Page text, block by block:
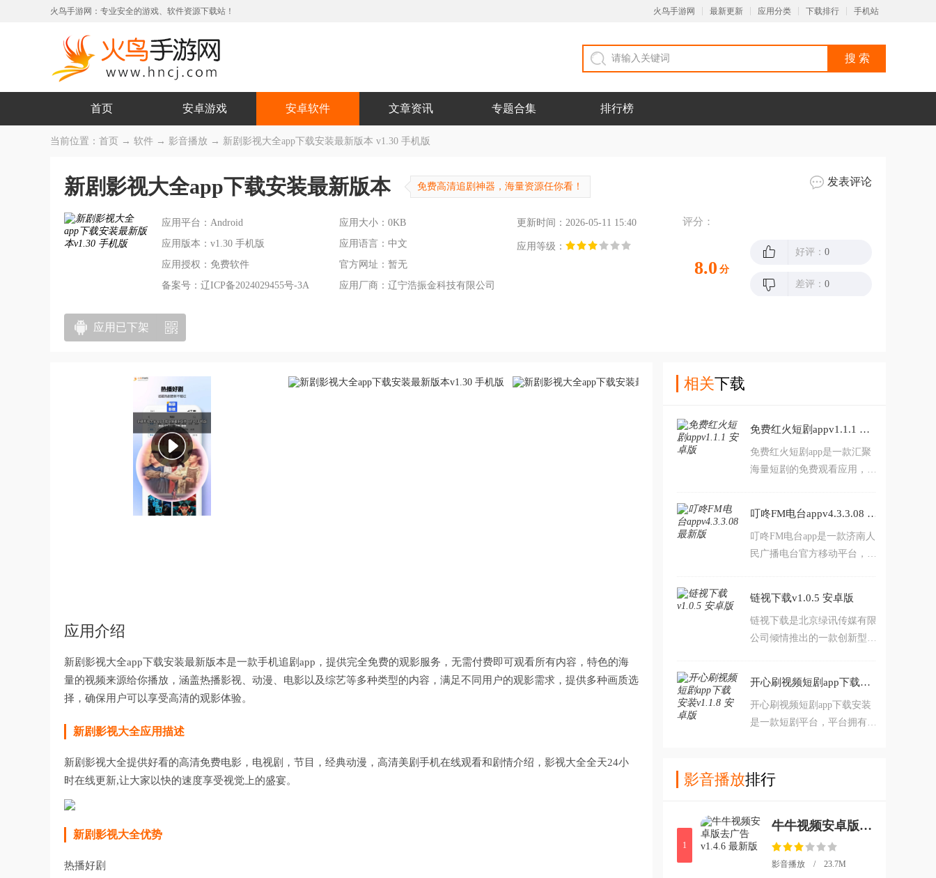
火鸟手游网：专业安全的游戏、软件资源下载站！ 火鸟手游网 最新更新 应用分类 下载排行 手机站
首页 安卓游戏 安卓软件 文章资讯 专题合集 排行榜
当前位置： 首页 → 软件 → 影音播放 → 新剧影视大全app下载安装最新版本 v1.30 手机版
新剧影视大全app下载安装最新版本 免费高清追剧神器，海量资源任你看！ 发表评论
应用平台：Android 应用大小：0KB
更新时间：2026-05-11 15:40
应用版本：v1.30 手机版
应用语言：中文
应用等级：
应用授权：免费软件
官方网址：暂无
备案号：辽ICP备2024029455号-3A
应用厂商：辽宁浩振金科技有限公司
评分：
8.0 分
好评： 0
差评： 0
应用已下架
应用介绍
新剧影视大全app下载安装最新版本是一款手机追剧app，提供完全免费的观影服务，无需付费即可观看所有内容，特色的海
量的视频来源给你播放，涵盖热播影视、动漫、电影以及综艺等多种类型的内容，满足不同用户的观影需求，提供多种画质选
择，确保用户可以享受高清的观影体验。
新剧影视大全应用描述
新剧影视大全提供好看的高清免费电影，电视剧，节目，经典动漫，高清美剧手机在线观看和剧情介绍，影视大全全天24小
时在线更新,让大家以快的速度享受视觉上的盛宴。
新剧影视大全优势
热播好剧
相关下载
免费红火短剧appv1.1.1 安卓版
免费红火短剧app是一款汇聚
海量短剧的免费观看应用，涵
洁，操作流畅，为您提供随时
随地、轻松追剧的沉浸式观影
体验。界面简洁流畅，操作简
来下载吧！
叮咚FM电台appv4.3.3.08 最新版
叮咚FM电台app是一款济南人
民广播电台官方移动平台，提
图文等多媒体形式，为用户带
来便捷的广播收听与资讯获取
体验，服务市民，引领广播新
使用！
链视下载v1.0.5 安卓版
链视下载是北京绿讯传媒有限
公司倾情推出的一款创新型全
随地刷短视频看世界，还可以
发布短视频分享自己的生活赚
钱收益等等，链视，链接视
开心刷视频短剧app下载安装v1.1.8 安卓版
开心刷视频短剧app下载安装
是一款短剧平台，平台拥有海
的同时还能轻松领金币赚取零
看吧。
影音播放排行
1
牛牛视频安卓版去广告v1.4.6 最新版
影音播放 / 23.7M